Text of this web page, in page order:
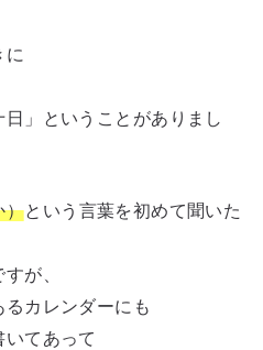
に
」ということがありまし
）という言葉を初めて聞いた
が、
カレンダーにも
いてあって